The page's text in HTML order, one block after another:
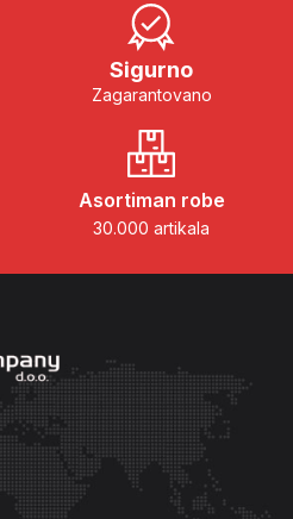
Sigurno
Zagarantovano
Asortiman robe
30.000 artikala